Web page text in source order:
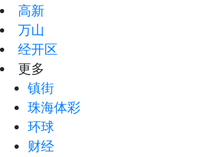
高新
万山
经开区
更多
镇街
珠海体彩
环球
财经